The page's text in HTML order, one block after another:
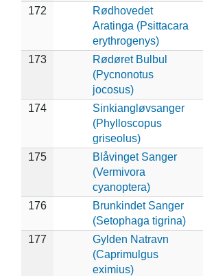
172
Rødhovedet
Aratinga (Psittacara
erythrogenys)
173
Rødøret Bulbul
(Pycnonotus
jocosus)
174
Sinkiangløvsanger
(Phylloscopus
griseolus)
175
Blåvinget Sanger
(Vermivora
cyanoptera)
176
Brunkindet Sanger
(Setophaga tigrina)
177
Gylden Natravn
(Caprimulgus
eximius)